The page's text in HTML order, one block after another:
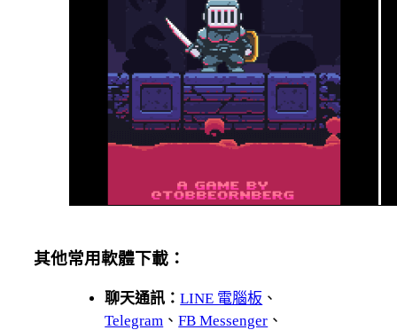
其他常用軟體下載：
聊天通訊：LINE 電腦板 、
Telegram 、FB Messenger 、